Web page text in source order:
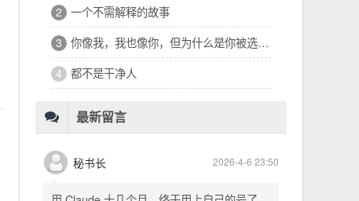
2 32岁的深夜，有点惶恐
3 修车、装盖板、忙到深夜的琐碎一天
4 看完文德的二手房，护板一路响回电城
6 十六万二千八提了特斯拉，又看上东园公馆